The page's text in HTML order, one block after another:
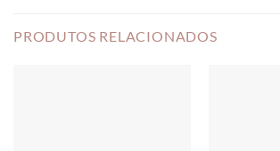
PRODUTOS RELACIONADOS